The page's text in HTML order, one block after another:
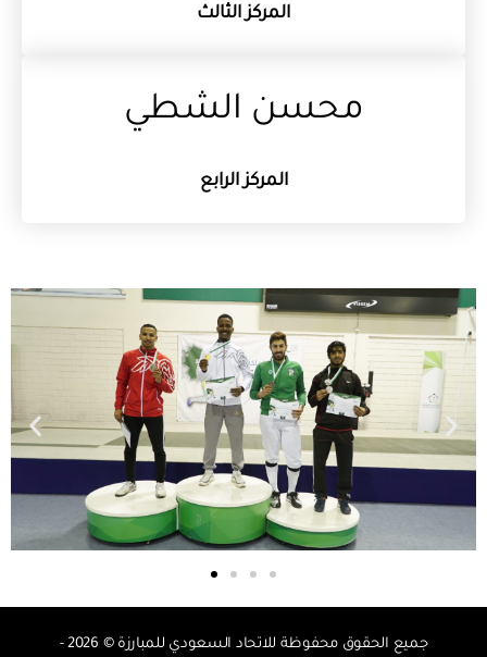
المركز الثالث
محسن الشطي
المركز الرابع
جميع الحقوق محفوظة للاتحاد السعودي للمبارزة © 2026 -